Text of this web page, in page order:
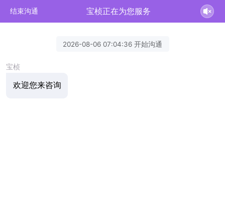
结束沟通 宝桢正在为您服务
2026-08-06 07:04:36 开始沟通
宝桢
欢迎您来咨询